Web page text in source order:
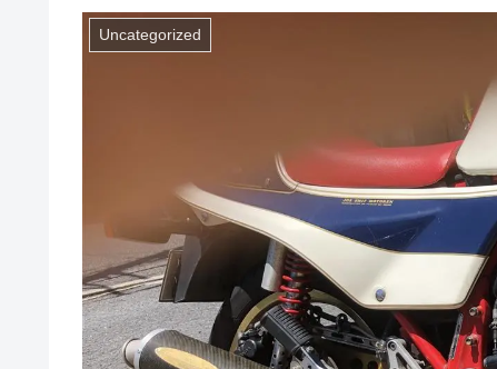
Uncategorized